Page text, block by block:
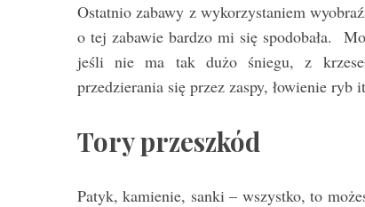
Ostatnio zabawy z wykorzystaniem
o tej zabawie bardzo mi się spodobała.
jeśli nie ma tak dużo śniegu, z
przedzierania się przez zaspy, łowienie ryb
Tory przeszkód
Patyk, kamienie, sanki – wszystko, to